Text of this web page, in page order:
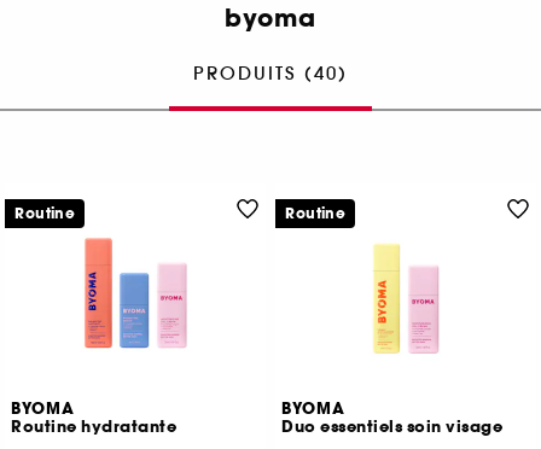
byoma
PRODUITS (40)
BYOMA
Routine hydratante
Routine
BYOMA
Duo essentiels soin visage
Routine